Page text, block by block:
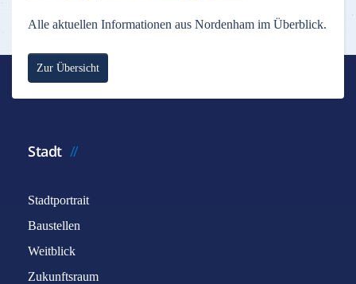
Alle aktuellen Informationen aus Nordenham im Überblick.
Zur Übersicht
Stadt
Stadtportrait
Baustellen
Weitblick
Zukunftsraum